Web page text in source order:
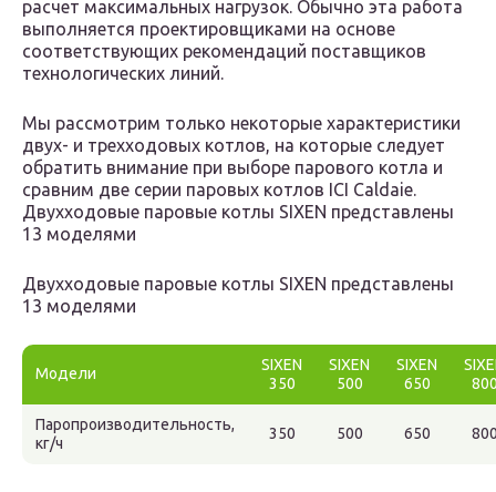
расчет максимальных нагрузок. Обычно эта работа
выполняется проектировщиками на основе
соответствующих рекомендаций поставщиков
технологических линий.
Мы рассмотрим только некоторые характеристики
двух- и трехходовых котлов, на которые следует
обратить внимание при выборе парового котла и
сравним две серии паровых котлов ICI Caldaie.
Двухходовые паровые котлы SIXEN представлены
13 моделями
Двухходовые паровые котлы SIXEN представлены
13 моделями
Модели
SIXEN
350
SIXEN
500
SIXEN
650
Паропроизводительность,
кг/ч
350 500 650